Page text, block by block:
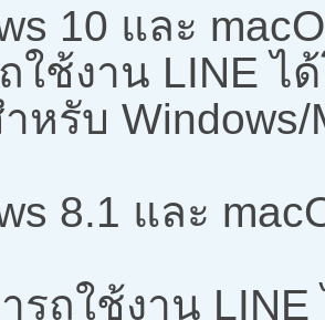
10 และ
ใช้งาน LINE ไ
หรับ
8.1 และ
รถใช้งาน